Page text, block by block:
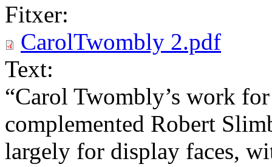
Fitxer:
CarolTwombly 2.pdf
Text:
“Carol Twombly’s work
complemented Robert
largely for display faces,